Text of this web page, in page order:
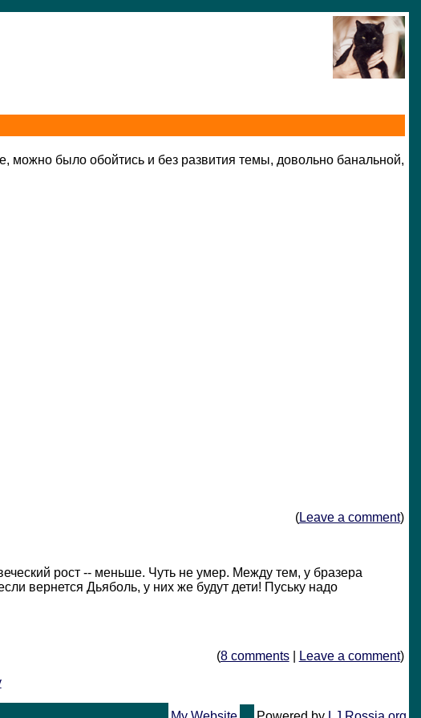
можно было обойтись и без развития темы, довольно банальной,
(Leave a comment)
рост -- меньше. Чуть не умер. Между тем, у бразера
вернется Дьяболь, у них же будут дети! Пуську надо
(8 comments| Leave a comment)